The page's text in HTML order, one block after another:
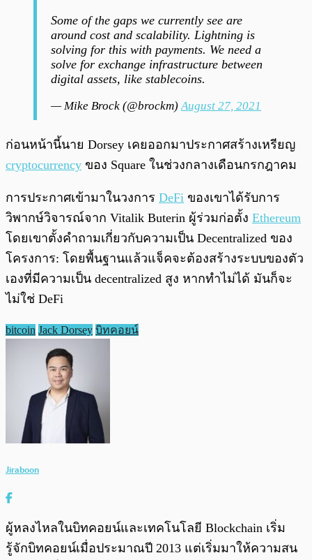
Some of the gaps we currently see are
around cost and scalability. Lightning is
solving for this with payments. We need a
solve for exchange infrastructure between
digital assets, like stablecoins.
— Mike Brock (@brockm)August 27, 2021
ก่อนหน้านี้นาย Dorsey เคยออกมาประกาศสร้างเหรียญ
cryptocurrency ของ Square ในช่วงกลางเดือนกรกฎาคม
การประกาศเข้ามาในวงการ DeFi ของเขาได้รับการ
วิพากษ์วิจารณ์จาก Vitalik Buterin ผู้ร่วมก่อตั้ง Ethereum
โดยเขาตั้งคำถามเกี่ยวกับความเป็น Decentralized ของ
โครงการ: โดยพื้นฐานแล้วแจ็คจะต้องสร้างระบบของตัว
เองที่มีความเป็น decentralized สูง หากทำไม่ได้ มันก็จะ
ไม่ใช่ DeFi
bitcoin Jack Dorsey บิทคอยน์
Jiraboon
ผู้หลงไหลในบิทคอยน์และเทคโนโลยี Blockchain เริ่ม
รู้จักบิทคอยน์เมื่อประมาณปี 2013 แต่เริ่มมาให้ความสน